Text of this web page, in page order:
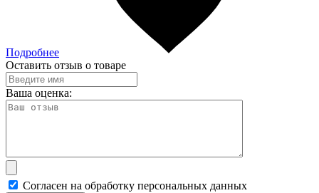
Подробнее
Оставить отзыв о товаре
Ваша оценка:
Согласен на обработку персональных данных